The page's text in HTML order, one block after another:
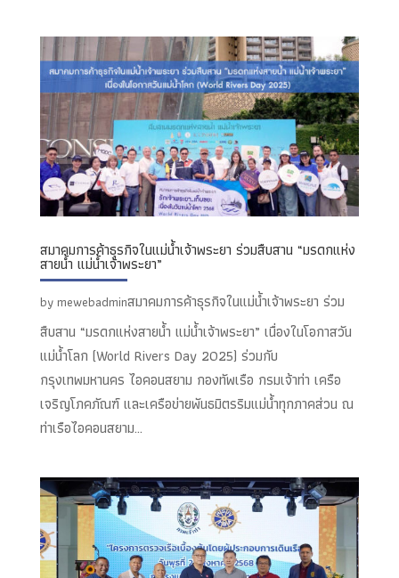
สมาคมการค้าธุรกิจในแม่น้ำเจ้าพระยา ร่วมสืบสาน “มรดกแห่ง
สายน้ำ แม่น้ำเจ้าพระยา”
bymewebadminสมาคมการค้าธุรกิจในแม่น้ำเจ้าพระยา ร่วม
สืบสาน “มรดกแห่งสายน้ำ แม่น้ำเจ้าพระยา” เนื่องในโอกาสวัน
แม่น้ำโลก (World Rivers Day 2025) ร่วมกับ
กรุงเทพมหานคร ไอคอนสยาม กองทัพเรือ กรมเจ้าท่า เครือ
เจริญโภคภัณฑ์ และเครือข่ายพันธมิตรริมแม่น้ำทุกภาคส่วน ณ
ท่าเรือไอคอนสยาม...